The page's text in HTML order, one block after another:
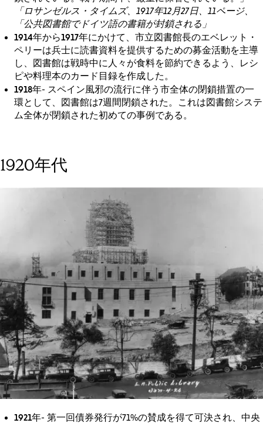
「ロサンゼルス・タイムズ、1917年12月27日、11ページ、
「公共図書館でドイツ語の書籍が封鎖される」
1914年から1917年にかけて、市立図書館長のエベレット・
ペリーは兵士に読書資料を提供するための募金活動を主導
し、図書館は戦時中に人々が食料を節約できるよう、レシ
ピや料理本のカード目録を作成した。
1918年- スペイン風邪の流行に伴う市全体の閉鎖措置の一
環として、図書館は7週間閉鎖された。これは図書館システ
ム全体が閉鎖された初めての事例である。
1920年代
1921年- 第一回債券発行が71%の賛成を得て可決され、中央